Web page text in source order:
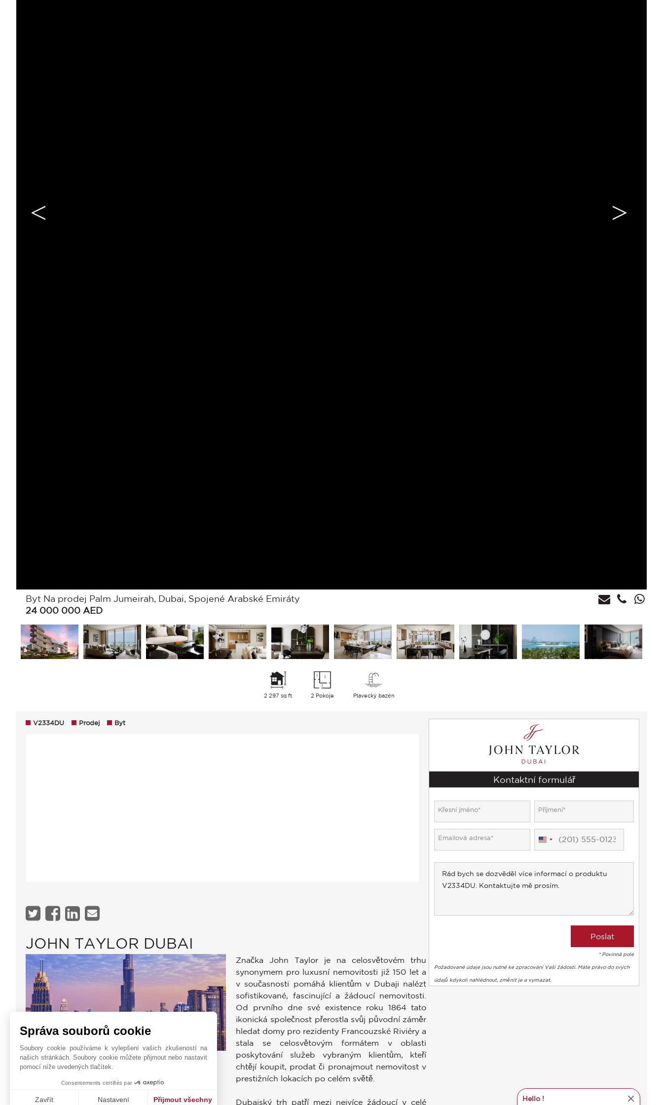
Byt Na prodej Palm Jumeirah, Dubai, Spojené Arabské Emiráty
24 000 000 AED
2 297 sq ft 2 Pokoje Plavecký bazén
V2334DU Prodej Byt
JOHN TAYLOR DUBAI
Kontaktní formulář
+971 56 188 8367
WhatsApp
Office 1607,
Zayed Road
DUBAI
Značka John Taylor je na celosvětovém trhu
synonymem pro luxusní nemovitosti již 150 let a
v současnosti pomáhá klientům v Dubaji nalézt
sofistikované, fascinující a žádoucí nemovitosti.
Od prvního dne své existence roku 1864 tato
ikonická společnost přerostla svůj původní záměr
hledat domy pro rezidenty Francouzské Riviéry a
stala se celosvětovým formátem v oblasti
poskytování služeb vybraným klientům, kteří
chtějí koupit, prodat či pronajmout nemovitost v
prestižních lokacích po celém světě.
Dubajský trh patří mezi nejvíce žádoucí v celé
Kontaktní formulář
United
* Povinná pole
Požadované údaje jsou nutné ke zpracování Vaší žádosti. Máte právo do svých
údajů kdykoli nahlédnout, změnit je a vymazat.
Hello !
Správa souborů cookie
Soubory cookie používáme k vylepšení vašich zkušeností na
našich stránkách. Soubory cookie můžete přijmout nebo nastavit
pomocí níže uvedených tlačítek.
Consentements certifiés par
Zavřít Nastavení Přijmout všechny